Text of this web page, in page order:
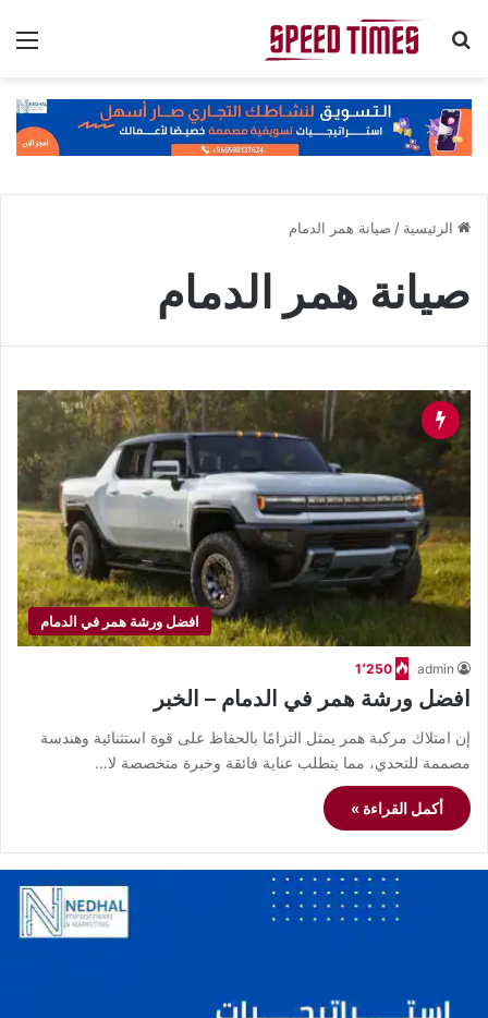
بحث عن
الرئيسية / صيانة همر الدمام
صيانة همر الدمام
افضل ورشة همر في الدمام
admin 1٬250
افضل ورشة همر في الدمام – الخبر
إن امتلاك مركبة همر يمثل التزامًا بالحفاظ على قوة استثنائية وهندسة
مصممة للتحدي، مما يتطلب عناية فائقة وخبرة متخصصة لا…
أكمل القراءة »